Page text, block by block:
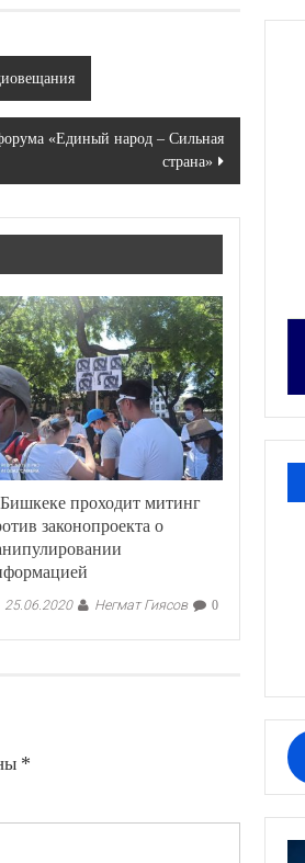
«Единый народ – Сильная
страна»
проходит митинг
законопроекта о
25.06.2020 Негмат Гиясов 0
*